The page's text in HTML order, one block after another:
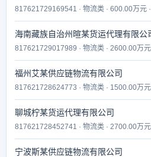
817621729169541 · 物流类 · 600.00万元
海南藏族自治州暄某货运代理有限公
817621729017989 · 物流类 · 2600.00万
福州艾某供应链物流有限公司
817621728624773 · 物流类 · 1500.00万
聊城柠某货运代理有限公司
817621728452741 · 物流类 · 2700.00万
宁波斯某供应链物流有限公司